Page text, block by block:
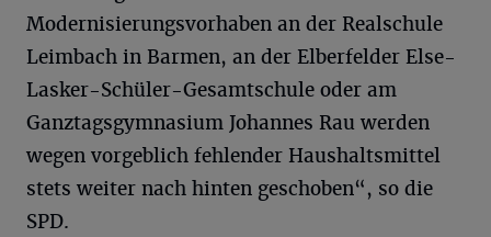
Modernisierungsvorhaben an der Realschule
Leimbach in Barmen, an der Elberfelder Else-
Lasker-Schüler-Gesamtschule oder am
Ganztagsgymnasium Johannes Rau werden
wegen vorgeblich fehlender Haushaltsmittel
stets weiter nach hinten geschoben“, so die
SPD.